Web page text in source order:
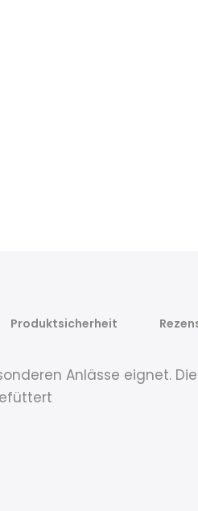
vergrößern
Produktsicherheit
Anlässe eignet.